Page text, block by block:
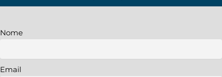
Nome
Email